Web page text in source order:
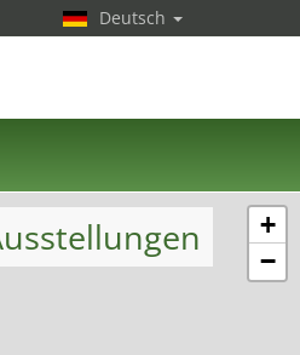
+
−
Deutsch